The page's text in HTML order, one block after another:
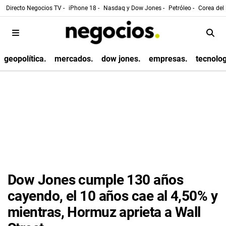
Directo Negocios TV - iPhone 18 - Nasdaq y Dow Jones - Petróleo - Corea
geopolítica. mercados. dow jones. empresas.
Dow Jones cumple 130 años
cayendo, el 10 años cae al 4,50% y
mientras, Hormuz aprieta a Wall